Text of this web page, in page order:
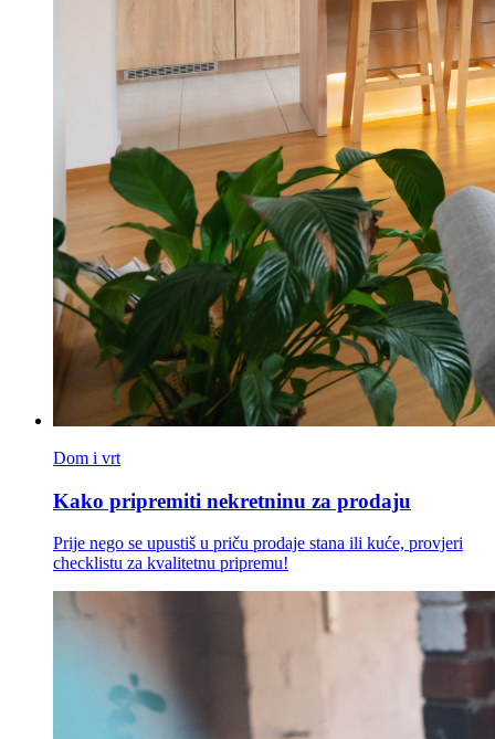
Dom i vrt
Kako pripremiti nekretninu za prodaju
Prije nego se upustiš u priču prodaje stana ili kuće, provjeri
checklistu za kvalitetnu pripremu!